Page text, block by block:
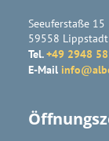
Seeuferstaße 15
59558 Lippstadt
Tel. +49 2948
E-Mail